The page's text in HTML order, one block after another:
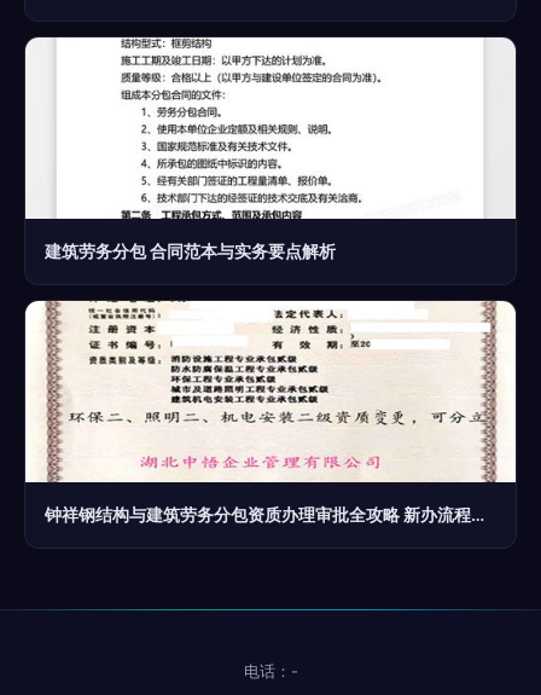
建筑劳务分包 合同范本与实务要点解析
钟祥钢结构与建筑劳务分包资质办理审批全攻略 新办流程与要点解析
电话：-